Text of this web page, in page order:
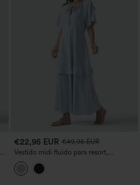
€22,95 EUR €49,95 EUR
Vestido midi fluido para resort,
resistente a las arrugas, con escote en V,
mangas cortas y volantes en capas.